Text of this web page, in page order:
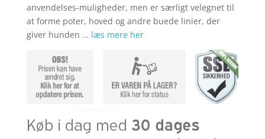
anvendelses-muligheder, men er særligt velegnet til
at forme poter, hoved og andre buede linier, der
giver hunden … læs mere her